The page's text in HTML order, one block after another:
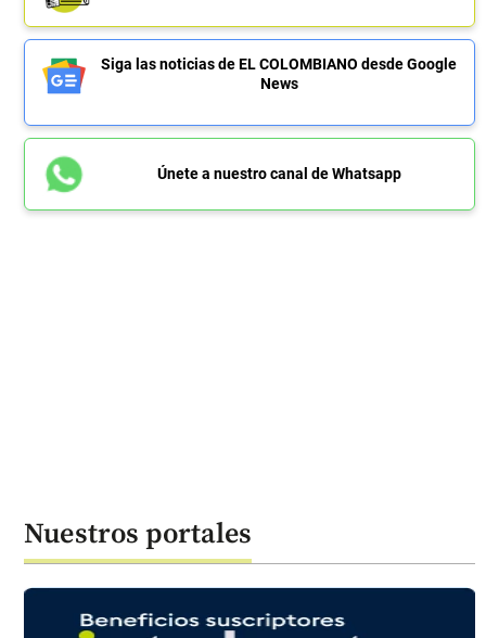
Siga las noticias de EL COLOMBIANO desde Google
News
Únete a nuestro canal de Whatsapp
Nuestros portales